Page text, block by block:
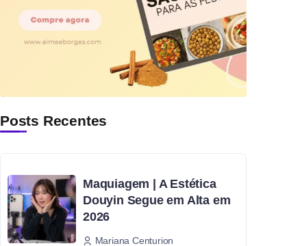
Posts Recentes
Maquiagem | A Estética
Douyin Segue em Alta em
2026
Mariana Centurion